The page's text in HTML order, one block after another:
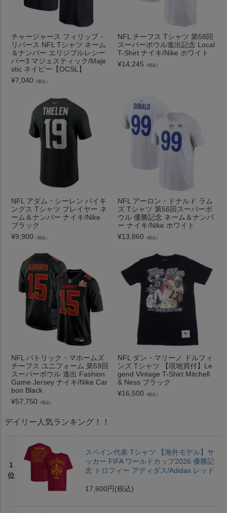
チャージャース フィリップ・
リバース NFL Tシャツ ネーム
＆ナンバー エリジブルレシー
バー3 マジェスティック/Maje
stic ネイビー【OCSL】
¥7,040 （税込）
NFL チーフス Tシャツ 第58回
スーパーボウル進出記念 Local
T-Shirt ナイキ/Nike ホワイト
¥14,245 （税込）
NFL アダム・シーレン バイキ
ングス Tシャツ プレイヤー ネ
ーム＆ナンバー ナイキ/Nike
ブラック
¥9,900 （税込）
NFL アーロン・ドナルド ラム
ズ Tシャツ 第56回スーパーボ
ウル 優勝記念 ネーム＆ナンバ
ー ナイキ/Nike ホワイト
¥13,860 （税込）
NFL パトリック・マホームズ
チーフス ユニフォーム 第59回
スーパーボウル 進出 Fashion
Game Jersey ナイキ/Nike Car
bon Black
¥57,750 （税込）
NFL ダン・マリーノ ドルフィ
ンズ Tシャツ 【現地買付】Le
gend Vintage T-Shirt Mitchell
& Ness ブラック
¥16,500 （税込）
デイリー人気ランキング！！
1
位
スペイン代表 Tシャツ 【海外モデル】サ
ッカー FIFA ワールドカップ2026 優勝記
念 トロフィー アディダス/Adidas レッド
17,600円 (税込)